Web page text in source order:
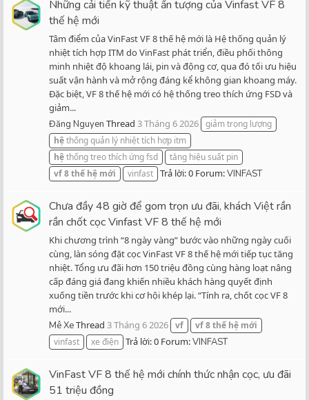
Những cải tiến kỹ thuật ấn tượng của Vinfast VF 8
thế hệ mới
Tâm điểm của VinFast VF 8 thế hệ mới là Hệ thống quản lý
nhiệt tích hợp ITM do VinFast phát triển, điều phối thông
minh nhiệt độ khoang lái, pin và động cơ, qua đó tối ưu hiệu
suất vận hành và mở rộng đáng kể không gian khoang máy.
Đặc biệt, VF 8 thế hệ mới có hệ thống treo thích ứng FSD và
giảm...
Đăng Nguyen Thread 3 Tháng 6 2026 giảm trọng lượng
hệthống quản lý nhiệt tích hợp itm
hệthống treo thích ứng fsd
tăng hiệu suất pin
vf8thế hệ mới vinfast Trả lời: 0 Forum:VINFAST
Chưa đầy 48 giờ để gom trọn ưu đãi, khách Việt rần
rần chốt cọc Vinfast VF 8 thế hệ mới
Khi chương trình “8 ngày vàng” bước vào những ngày cuối
cùng, làn sóng đặt cọc VinFast VF 8 thế hệ mới tiếp tục tăng
nhiệt. Tổng ưu đãi hơn 150 triệu đồng cùng hàng loạt nâng
cấp đáng giá đang khiến nhiều khách hàng quyết định
xuống tiền trước khi cơ hội khép lại. “Tính ra, chốt cọc VF 8
mới...
Mê XeThread 3 Tháng 6 2026 vf vf8thế hệ mới
vinfast
xe điện Trả lời: 0 Forum:VINFAST
VinFast VF 8 thế hệ mới chính thức nhận cọc, ưu đãi
51 triệu đồng